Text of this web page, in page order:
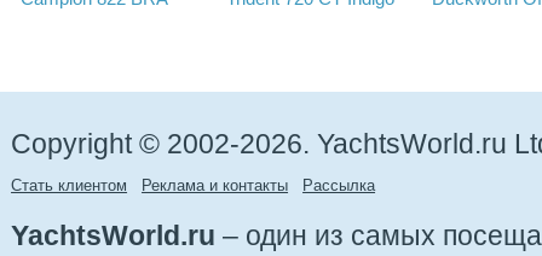
Copyright © 2002-2026. YachtsWorld.ru
Стать клиентом Реклама и контакты Рассылка
YachtsWorld.ru – один из самых